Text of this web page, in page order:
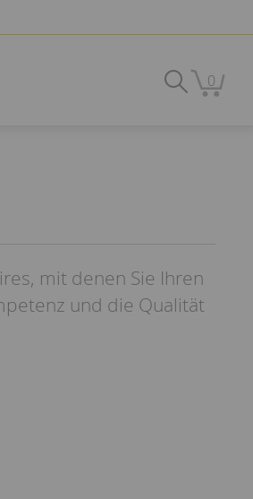
0
mit denen Sie Ihren
und die Qualität